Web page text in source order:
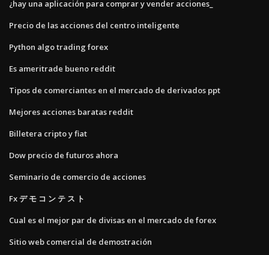
¿hay una aplicación para comprar y vender acciones_
Precio de las acciones del centro inteligente
Python algo trading forex
Es ameritrade bueno reddit
Tipos de comerciantes en el mercado de derivados ppt
Mejores acciones baratas reddit
Billetera cripto y fiat
Dow precio de futuros ahora
Seminario de comercio de acciones
Fx デ モ コ ン テ ス ト
Cual es el mejor par de divisas en el mercado de forex
Sitio web comercial de demostración